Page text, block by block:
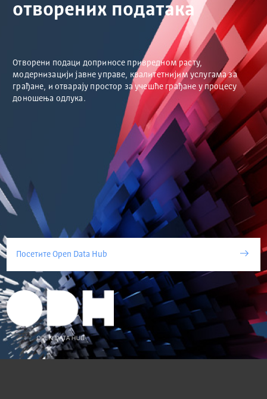
отворених података
Отворени подаци доприносе привредном расту,
модернизацији јавне управе, квалитетнијим услугама за
грађане, и отварају простор за учешће грађане у процесу
доношења одлука.
Посетите Open Data Hub